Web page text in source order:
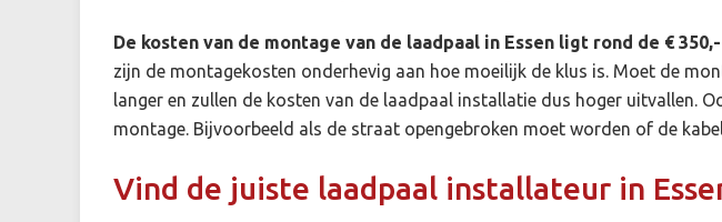
De kosten van de montage van de laadpaal in Essen ligt rond de €
zijn de montagekosten onderhevig aan hoe moeilijk de klus is. Moet de
langer en zullen de kosten van de laadpaal installatie dus hoger uitvallen.
montage. Bijvoorbeeld als de straat opengebroken moet worden of de
Vind de juiste laadpaal installateur in